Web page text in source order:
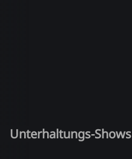
Unterhaltungs-Shows